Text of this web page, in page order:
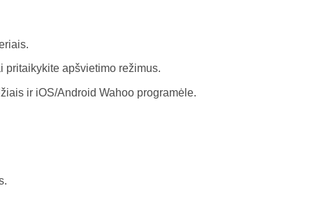
apšvietimo režimus.
ir iOS/Android Wahoo programėle.